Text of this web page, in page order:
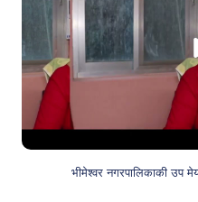
भीमेश्वर नगरपालिकाकी उप